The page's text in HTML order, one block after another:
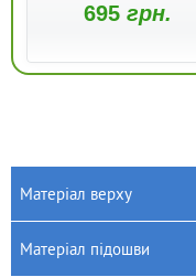
695грн.
Матеріал верху
Матеріал підошви